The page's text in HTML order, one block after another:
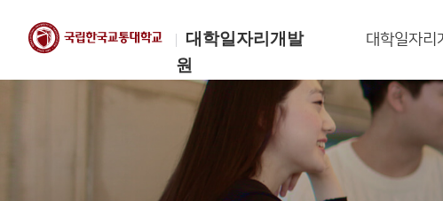
대학일자리개발
원
한국교통대학교
대학일자리개발원
대학일자리